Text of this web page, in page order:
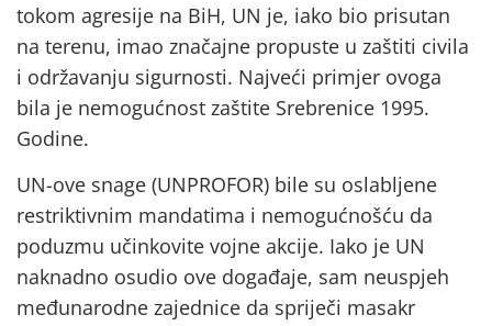
tokom agresije na BiH, UN je, iako bio prisutan
na terenu, imao značajne propuste u zaštiti civila
i održavanju sigurnosti. Najveći primjer ovoga
bila je nemogućnost zaštite Srebrenice 1995.
Godine.
UN-ove snage (UNPROFOR) bile su oslabljene
restriktivnim mandatima i nemogućnošću da
poduzmu učinkovite vojne akcije. Iako je UN
naknadno osudio ove događaje, sam neuspjeh
međunarodne zajednice da spriječi masakr